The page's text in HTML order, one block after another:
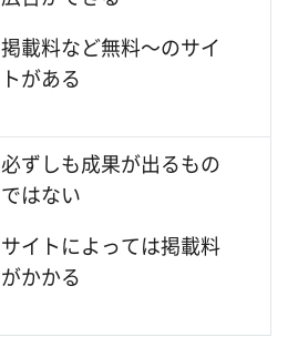
掲載料など無料～のサイ
トがある
必ずしも成果が出るもの
ではない
サイトによっては掲載料
がかかる